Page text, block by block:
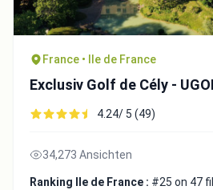
France • Ile de France
Exclusiv Golf de Cély -
4.24/ 5 (49)
34,273 Ansichten
Ranking Ile de France : #25 on 47